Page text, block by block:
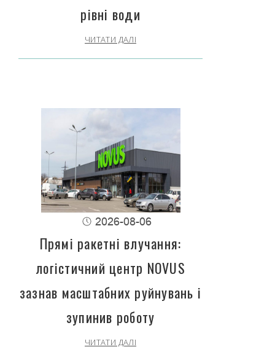
рівні води
ЧИТАТИ ДАЛІ
2026-08-06
Прямі ракетні влучання:
логістичний центр NOVUS
зазнав масштабних руйнувань і
зупинив роботу
ЧИТАТИ ДАЛІ